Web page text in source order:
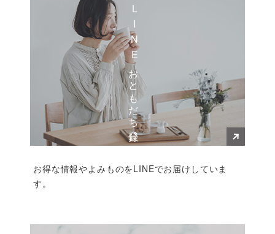
LINEおともだち登録
お得な情報やよみものをLINEでお届けしていま
す。